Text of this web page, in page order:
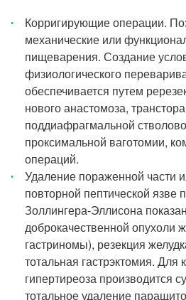
Корригирующие операции.
механические или
пищеварения. Создание
физиологического
обеспечивается путем
нового анастомоза,
поддиафрагмальной
проксимальной ваготомии,
операций.
Удаление пораженной части
повторной пептической язве
Золлингера-Эллисона
доброкачественной опухоли
гастриномы), резекция
тотальная гастрэктомия. Для
гипертиреоза производится
тотальное удаление